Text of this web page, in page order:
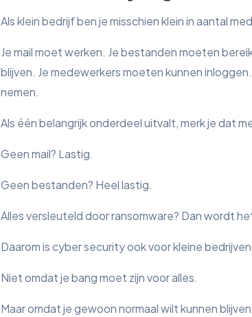
Als klein bedrijf ben je misschien klein in aantal
Je mail moet werken. Je bestanden moeten
blijven. Je medewerkers moeten kunnen
nemen.
Als één belangrijk onderdeel uitvalt, merk je dat
Geen mail? Lastig.
Geen bestanden? Heel lastig.
Alles versleuteld door ransomware? Dan wordt
Daarom is cyber security ook voor kleine
Niet omdat je bang moet zijn voor alles.
Maar omdat je gewoon normaal wilt kunnen